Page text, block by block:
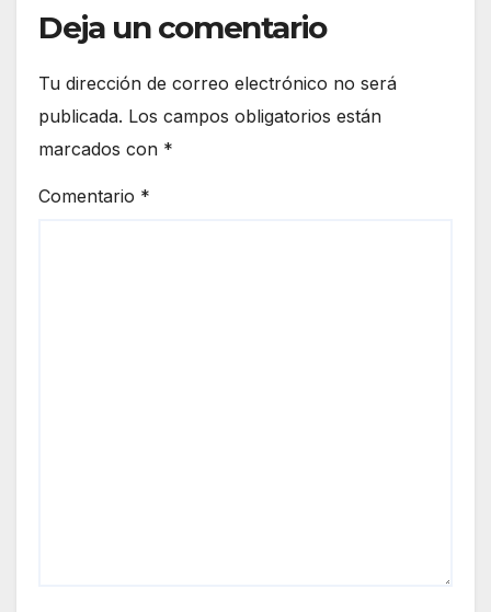
Deja un comentario
Tu dirección de correo electrónico no será
publicada. Los campos obligatorios están
marcados con *
Comentario *